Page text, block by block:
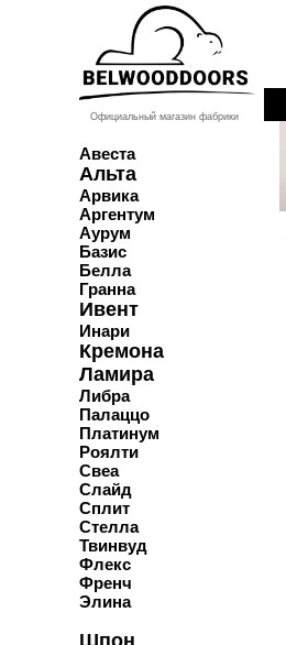
Официальный магазин фабрики
Авеста
Альта
Арвика
Аргентум
Аурум
Базис
Белла
Гранна
Ивент
Инари
Кремона
Ламира
Либра
Палаццо
Платинум
Роялти
Свеа
Слайд
Сплит
Стелла
Твинвуд
Флекс
Френч
Элина
Шпон